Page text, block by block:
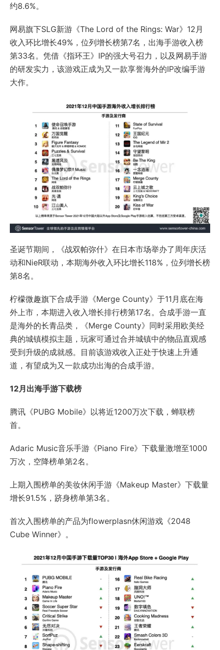
约8.6%。
网易旗下SLG新游《The Lord of the Rings: War》12月
收入环比增长49%，位列增长榜第7名，出海手游收入榜
第33名。凭借《指环王》IP的强大号召力，以及网易手游
的研发实力，该游戏正成为又一款享誉海外的IP改编手游
大作。
圣诞节期间，《战双帕弥什》在日本市场举办了周年庆活
动和NieR联动，本期海外收入环比增长118%，位列增长榜
第8名。
柠檬微趣旗下合成手游《Merge County》于11月底在海
外上市，本期进入收入增长排行榜第17名。合成手游一直
是海外的长青品类，《Merge County》同时采用欧美经
典的城镇模拟主题，玩家可通过合并城镇中的物品直观感
受到升级的成就感。目前该游戏收入正处于快速上升通
道，有望成为又一款成功出海的合成手游。
12月出海手游下载榜
腾讯《PUBG Mobile》以将近1200万次下载，蝉联榜
首。
Adaric Music音乐手游《Piano Fire》下载量激增至1000
万次，空降榜单第2名。
上期入围榜单的美妆休闲手游《Makeup Master》下载量
增长91.5%，跻身榜单第3名。
首次入围榜单的产品为flowerplasn休闲游戏《2048
Cube Winner》。